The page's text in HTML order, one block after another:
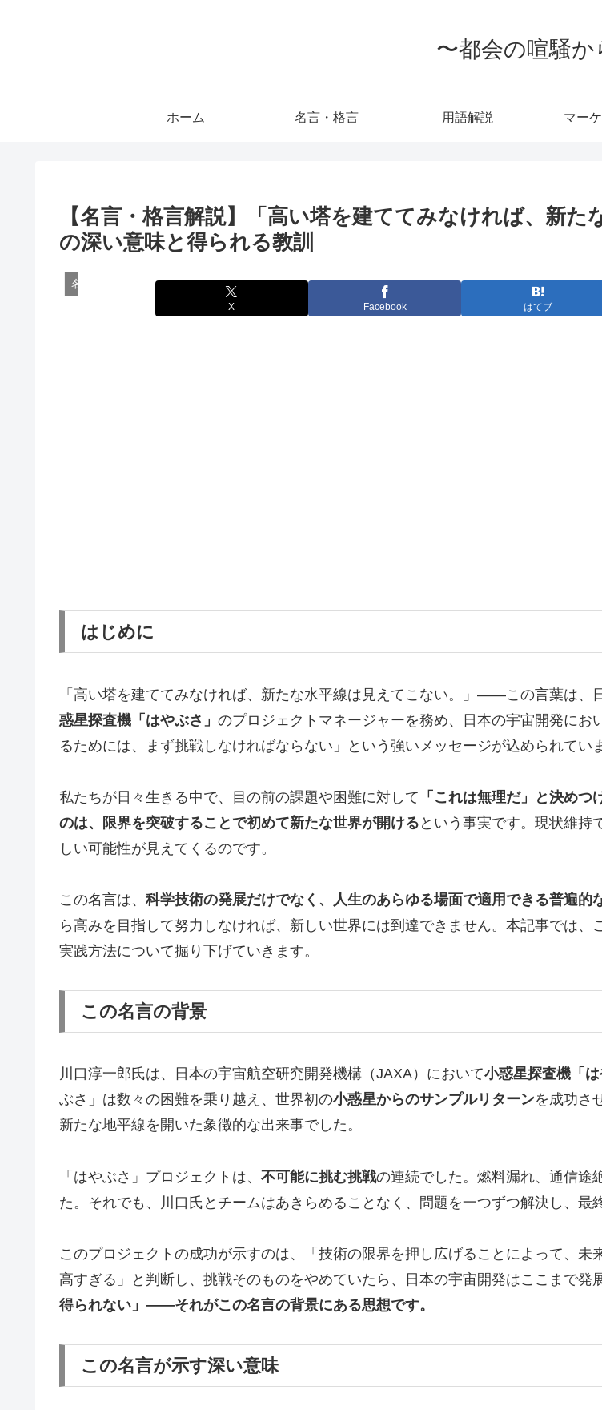
〜都会の喧騒か
ホーム 名言・格言 用語解説 マー
【名言・格言解説】「高い塔を建ててみなければ、新
の深い意味と得られる教訓
名言・格言
X Facebook はてブ
はじめに
「高い塔を建ててみなければ、新たな水平線は見えてこない。」——この言葉は、
惑星探査機「はやぶさ」 のプロジェクトマネージャーを務め、日本の宇宙開発に
るためには、まず挑戦しなければならない」という強いメッセージが込められてい
私たちが日々生きる中で、目の前の課題や困難に対して 「これは無理だ」と決めつ
のは、限界を突破することで初めて新たな世界が開ける という事実です。現状維持
しい可能性が見えてくるのです。
この名言は、 科学技術の発展だけでなく、人生のあらゆる場面で適用できる普遍的
ら高みを目指して努力しなければ、新しい世界には到達できません。本記事では
実践方法について掘り下げていきます。
この名言の背景
川口淳一郎氏は、日本の宇宙航空研究開発機構（JAXA）において小惑星探査機「
ぶさ」は数々の困難を乗り越え、世界初の小惑星からのサンプルリターンを成功さ
新たな地平線を開いた象徴的な出来事でした。
「はやぶさ」プロジェクトは、 不可能に挑む挑戦の連続でした。燃料漏れ、通信
た。それでも、川口氏とチームはあきらめることなく、問題を一つずつ解決し、最
このプロジェクトの成功が示すのは、「技術の限界を押し広げることによって、
高すぎる」と判断し、挑戦そのものをやめていたら、日本の宇宙開発はここまで発
得られない」——それがこの名言の背景にある思想です。
この名言が示す深い意味